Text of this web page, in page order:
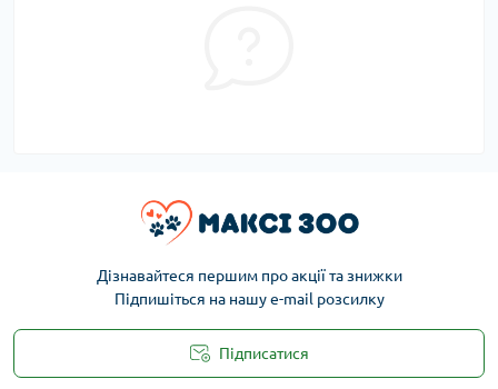
Дізнавайтеся першим про акції та знижки
Підпишіться на нашу e-mail розсилку
Підписатися